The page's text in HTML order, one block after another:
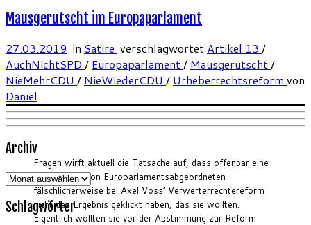
Fragen wirft aktuell die Tatsache auf, dass offenbar eine
ganze Reihe von Europarlamentsabgeordneten
fälschlicherweise bei Axel Voss’ Verwerterrechtereform
nicht das Ergebnis geklickt haben, das sie wollten.
Eigentlich wollten sie vor der Abstimmung zur Reform
Mausgerutscht im Europaparlament
27.03.2019 in Satire verschlagwortet Artikel 13 /
AuchNichtSPD / Europaparlament/ Mausgerutscht/
NieMehrCDU / NieWiederCDU / Urheberrechtsreform von
Daniel
Archiv
Archiv
Schlagwörter